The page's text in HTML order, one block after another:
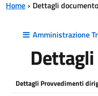
Home Dettagli documento
Amministrazione
Dettagli Provvedimenti